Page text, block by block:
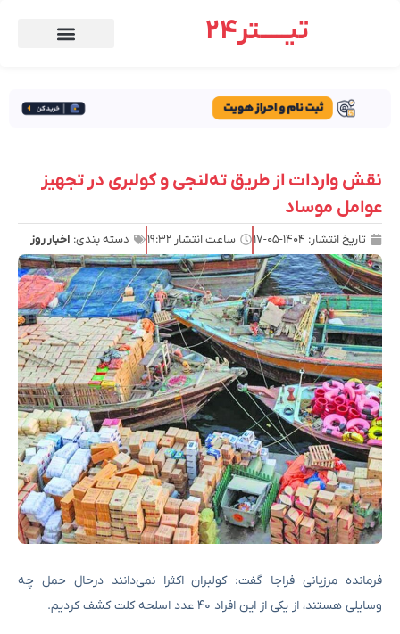
تیـــــتر24
نقش واردات از طریق ته‌لنجی و کولبری در تجهیز
عوامل موساد
تاریخ انتشار: ۱۴۰۴-۰۵-۱۷ ساعت انتشار ۱۹:۳۲ دسته بندی: اخبار روز
فرمانده مرزبانی فراجا گفت: کولبران اکثرا نمی‌دانند درحال حمل چه
وسایلی هستند، از یکی از این افراد ۴۰ عدد اسلحه کلت کشف کردیم.